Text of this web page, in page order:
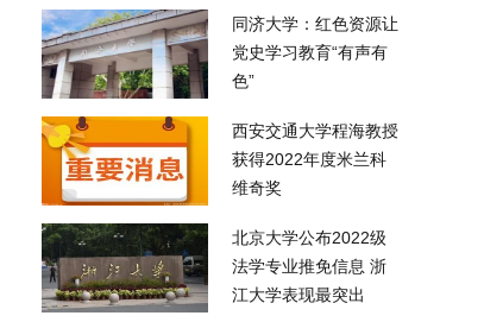
同济大学：红色资源让
党史学习教育“有声有
色”
西安交通大学程海教授
获得2022年度米兰科
维奇奖
北京大学公布2022级
法学专业推免信息 浙
江大学表现最突出